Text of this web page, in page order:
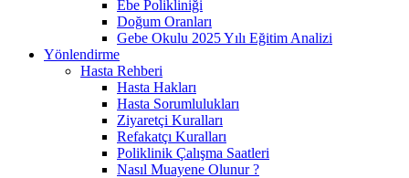
Ebe Polikliniği
Doğum Oranları
Gebe Okulu 2025 Yılı Eğitim Analizi
Yönlendirme
Hasta Rehberi
Hasta Hakları
Hasta Sorumlulukları
Ziyaretçi Kuralları
Refakatçı Kuralları
Poliklinik Çalışma Saatleri
Nasıl Muayene Olunur ?